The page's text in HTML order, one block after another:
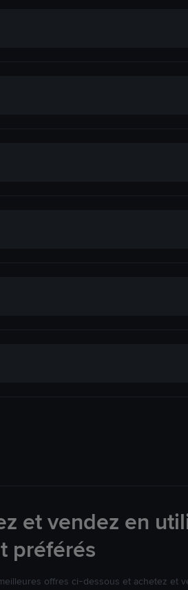
et vendez en
préférés
offres ci-dessous et achetez et